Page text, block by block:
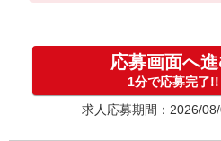
応募画面へ
1分で応募完了!!
求人応募期間：2026/